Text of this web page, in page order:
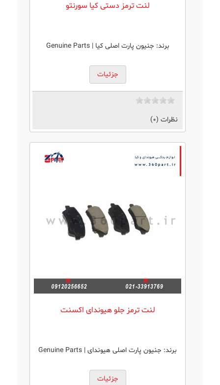
لنت ترمز دستی کیا سورنتو
برند: جنیون پارت اصلی کیا | Genuine Parts
جزئیات
نظرات (0)
لنت ترمز جلو‌ هیوندای اکسنت
برند: جنیون پارت اصلی هیوندای | Genuine Parts
جزئیات